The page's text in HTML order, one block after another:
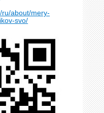
ru/about/mery-
svo/